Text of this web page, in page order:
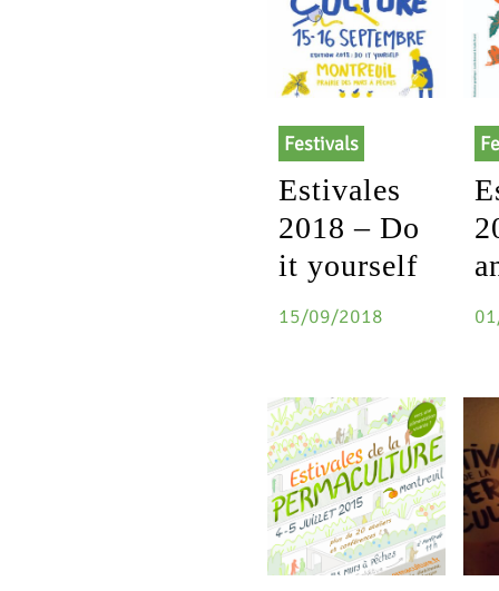
Festivals
Estivales
2018 – Do
it yourself
15/09/2018